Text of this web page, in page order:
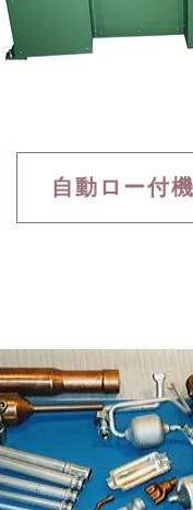
自動ロー付